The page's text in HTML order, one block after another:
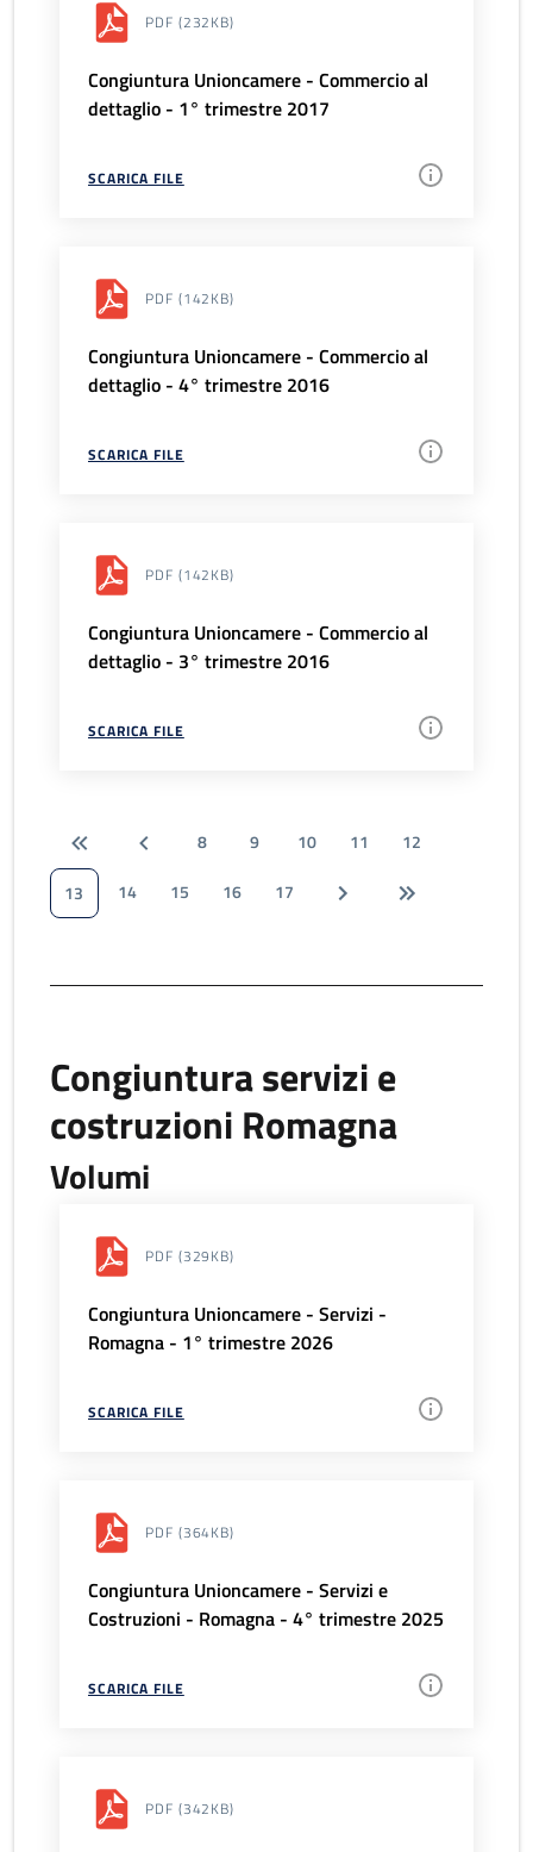
PDF (232KB)
Congiuntura Unioncamere - Commercio al
dettaglio - 1° trimestre 2017
SCARICA FILE
PDF (142KB)
Congiuntura Unioncamere - Commercio al
dettaglio - 4° trimestre 2016
SCARICA FILE
PDF (142KB)
Congiuntura Unioncamere - Commercio al
dettaglio - 3° trimestre 2016
SCARICA FILE
8 9 10 11
12
13
14 15 16 17
Congiuntura servizi e
costruzioni Romagna
Volumi
PDF (329KB)
Congiuntura Unioncamere - Servizi -
Romagna - 1° trimestre 2026
SCARICA FILE
PDF (364KB)
Congiuntura Unioncamere - Servizi e
Costruzioni - Romagna - 4° trimestre 2025
SCARICA FILE
PDF (342KB)